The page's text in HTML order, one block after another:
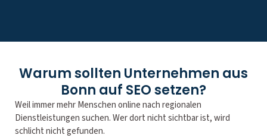
Warum sollten Unternehmen aus
Bonn auf SEO setzen?
Weil immer mehr Menschen online nach regionalen
Dienstleistungen suchen. Wer dort nicht sichtbar ist, wird
schlicht nicht gefunden.